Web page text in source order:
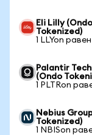
Eli Lilly
Tokenized)
1 LLYon
Palantir
(Ondo
1 PLTRon
Nebius
Tokenized)
1 NBISon